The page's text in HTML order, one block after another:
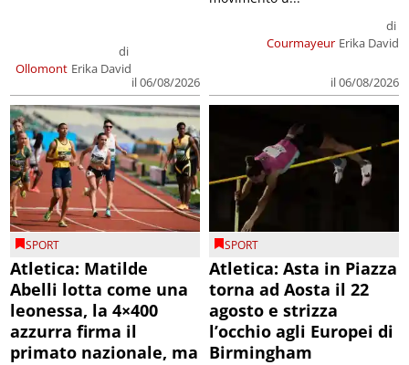
Ollomont
di
Erika David
il 06/08/2026
Courmayeur
di
Erika David
il 06/08/2026
SPORT
Atletica: Matilde
Abelli lotta come una
leonessa, la 4×400
azzurra firma il
primato nazionale, ma
SPORT
Atletica: Asta in Piazza
torna ad Aosta il 22
agosto e strizza
l’occhio agli Europei di
Birmingham